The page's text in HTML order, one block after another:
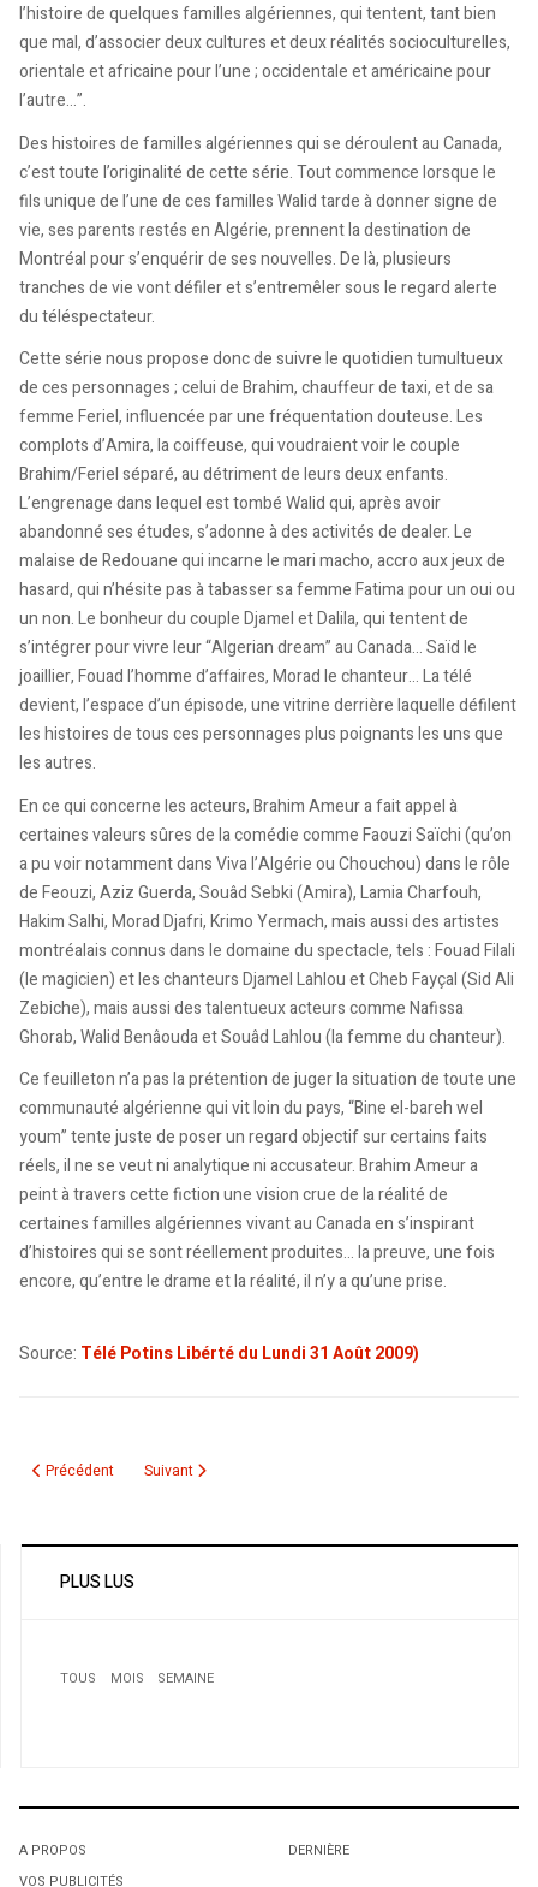
l’histoire de quelques familles algériennes, qui tentent, tant bien
que mal, d’associer deux cultures et deux réalités socioculturelles,
orientale et africaine pour l’une ; occidentale et américaine pour
l’autre…”.
Des histoires de familles algériennes qui se déroulent au Canada,
c’est toute l’originalité de cette série. Tout commence lorsque le
fils unique de l’une de ces familles Walid tarde à donner signe de
vie, ses parents restés en Algérie, prennent la destination de
Montréal pour s’enquérir de ses nouvelles. De là, plusieurs
tranches de vie vont défiler et s’entremêler sous le regard alerte
du téléspectateur.
Cette série nous propose donc de suivre le quotidien tumultueux
de ces personnages ; celui de Brahim, chauffeur de taxi, et de sa
femme Feriel, influencée par une fréquentation douteuse. Les
complots d’Amira, la coiffeuse, qui voudraient voir le couple
Brahim/Feriel séparé, au détriment de leurs deux enfants.
L’engrenage dans lequel est tombé Walid qui, après avoir
abandonné ses études, s’adonne à des activités de dealer. Le
malaise de Redouane qui incarne le mari macho, accro aux jeux de
hasard, qui n’hésite pas à tabasser sa femme Fatima pour un oui ou
un non. Le bonheur du couple Djamel et Dalila, qui tentent de
s’intégrer pour vivre leur “Algerian dream” au Canada… Saïd le
joaillier, Fouad l’homme d’affaires, Morad le chanteur… La télé
devient, l’espace d’un épisode, une vitrine derrière laquelle défilent
les histoires de tous ces personnages plus poignants les uns que
les autres.
En ce qui concerne les acteurs, Brahim Ameur a fait appel à
certaines valeurs sûres de la comédie comme Faouzi Saïchi (qu’on
a pu voir notamment dans Viva l’Algérie ou Chouchou) dans le rôle
de Feouzi, Aziz Guerda, Souâd Sebki (Amira), Lamia Charfouh,
Hakim Salhi, Morad Djafri, Krimo Yermach, mais aussi des artistes
montréalais connus dans le domaine du spectacle, tels : Fouad Filali
(le magicien) et les chanteurs Djamel Lahlou et Cheb Fayçal (Sid Ali
Zebiche), mais aussi des talentueux acteurs comme Nafissa
Ghorab, Walid Benâouda et Souâd Lahlou (la femme du chanteur).
Ce feuilleton n’a pas la prétention de juger la situation de toute une
communauté algérienne qui vit loin du pays, “Bine el-bareh wel
youm” tente juste de poser un regard objectif sur certains faits
réels, il ne se veut ni analytique ni accusateur. Brahim Ameur a
peint à travers cette fiction une vision crue de la réalité de
certaines familles algériennes vivant au Canada en s’inspirant
d’histoires qui se sont réellement produites… la preuve, une fois
encore, qu’entre le drame et la réalité, il n’y a qu’une prise.
Source: Télé Potins Libérté du Lundi 31 Août 2009)
Article précédent : Feuilleton Bin el Barah Oua El Youm: Comme un
Précédent Article suivant : Envoûtante Lynda Thalie
Suivant
PLUS LUS
TOUS MOIS SEMAINE
A PROPOS
VOS PUBLICITÉS
DERNIÈRE